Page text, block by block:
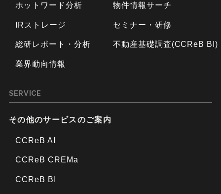
ホットワード分析
IRストレージ
総研レポート・分析
業界動向情報
物件情報サーチ
セミナー・研修
不動産基礎調査(CCReB BI)
SERVICE
その他のサービスのご案内
CCReB AI
CCReB CREMa
CCReB BI